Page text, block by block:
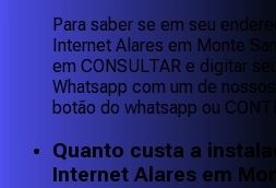
Para saber se em seu
Internet Alares em Monte
em CONSULTAR e digitar
Whatsapp com um de
botão do whatsapp ou
Quanto custa a
Internet Alares em